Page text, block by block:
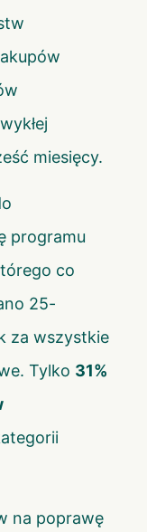
miesięcy.
programu
co
25-
za wszystkie
Tylko 31%
na poprawę